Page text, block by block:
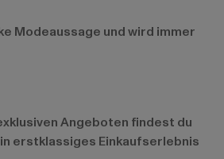
Modeaussage und wird immer
Angeboten findest du
erstklassiges Einkaufserlebnis